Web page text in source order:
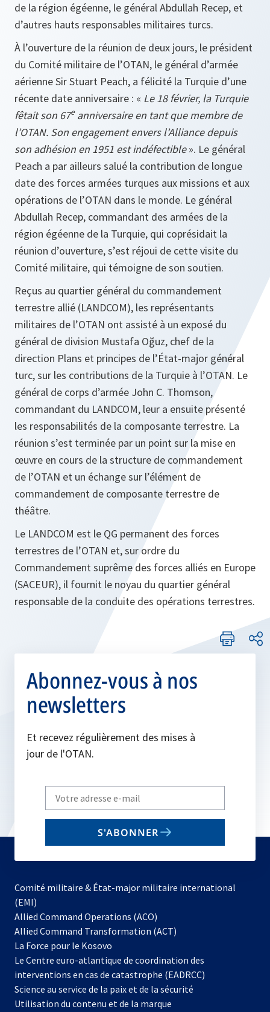
de la région égéenne, le général Abdullah Recep, et
d’autres hauts responsables militaires turcs.
À l’ouverture de la réunion de deux jours, le président
du Comité militaire de l’OTAN, le général d’armée
aérienne Sir Stuart Peach, a félicité la Turquie d’une
récente date anniversaire : « Le 18 février, la Turquie
fêtait son 67eanniversaire en tant que membre de
l’OTAN. Son engagement envers l’Alliance depuis
son adhésion en 1951 est indéfectible». Le général
Peach a par ailleurs salué la contribution de longue
date des forces armées turques aux missions et aux
opérations de l’OTAN dans le monde. Le général
Abdullah Recep, commandant des armées de la
région égéenne de la Turquie, qui coprésidait la
réunion d’ouverture, s’est réjoui de cette visite du
Comité militaire, qui témoigne de son soutien.
Reçus au quartier général du commandement
terrestre allié (LANDCOM), les représentants
militaires de l’OTAN ont assisté à un exposé du
général de division Mustafa Oğuz, chef de la
direction Plans et principes de l’État-major général
turc, sur les contributions de la Turquie à l’OTAN. Le
général de corps d’armée John C. Thomson,
commandant du LANDCOM, leur a ensuite présenté
les responsabilités de la composante terrestre. La
réunion s’est terminée par un point sur la mise en
œuvre en cours de la structure de commandement
de l’OTAN et un échange sur l’élément de
commandement de composante terrestre de
théâtre.
Le LANDCOM est le QG permanent des forces
terrestres de l’OTAN et, sur ordre du
Commandement suprême des forces alliés en Europe
(SACEUR), il fournit le noyau du quartier général
responsable de la conduite des opérations terrestres.
Abonnez-vous à nos
newsletters
Et recevez régulièrement des mises à
jour de l'OTAN.
Write
your
email
S'ABONNER
Comité militaire & État-major militaire international
(EMI)
Allied Command Operations (ACO)
dans
nouvel
onglet
Allied Command Transformation (ACT)
La Force pour le Kosovo
dans
un
nouvel
onglet
Le Centre euro-atlantique de coordination des
interventions en cas de catastrophe (EADRCC)
Science au service de la paix et de la sécurité
Utilisation du contenu et de la marque